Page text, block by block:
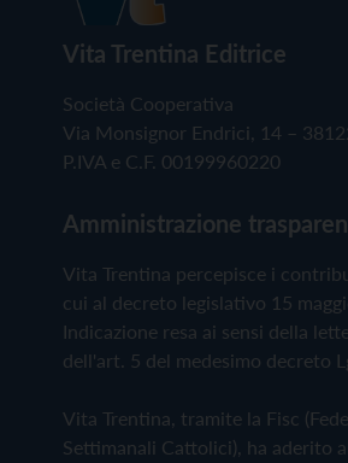
Vita Trentina Editrice
Società Cooperativa
Via Monsignor Endrici, 14 –
P.IVA e C.F. 00199960220
Amministrazione
Vita Trentina percepisce i
cui al decreto legislativo 15
Indicazione resa ai sensi della
dell'art. 5 del medesimo decreto
Vita Trentina, tramite la Fisc
Settimanali Cattolici), ha aderito